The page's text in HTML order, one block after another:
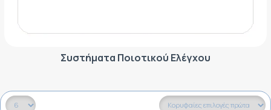
Συστήματα Ποιοτικού Ελέγχου